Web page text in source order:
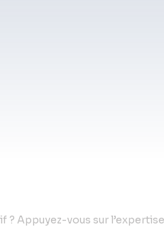
? Appuyez-vous sur